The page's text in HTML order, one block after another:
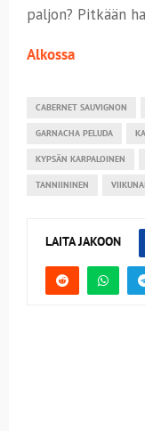
paljon? Pitkään
Alkossa
CABERNET SAUVIGNON
GARNACHA PELUDA
KYPSÄN KARPALOINEN
TANNIININEN
LAITA JAKOON